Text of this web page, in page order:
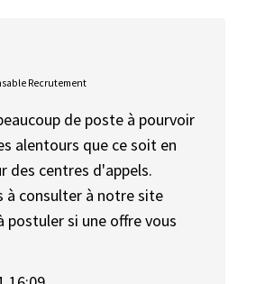
Recrutement
de poste à pourvoir
alentours que ce soit en
des centres d'appels.
à consulter à notre site
postuler si une offre vous